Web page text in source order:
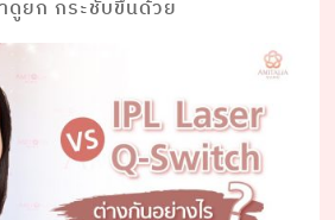
ดูยก กระชับขึ้นด้วย